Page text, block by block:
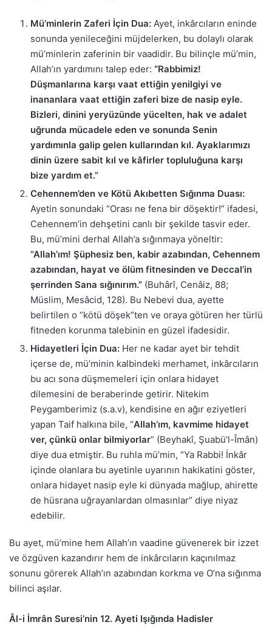
Mü’minlerin Zaferi İçin Dua: Ayet, inkârcıların eninde
sonunda yenileceğini müjdelerken, bu dolaylı olarak
mü’minlerin zaferinin bir vaadidir. Bu bilinçle mü’min,
Allah’ın yardımını talep eder: “Rabbimiz!
Düşmanlarına karşı vaat ettiğin yenilgiyi ve
inananlara vaat ettiğin zaferi bize de nasip eyle.
Bizleri, dinini yeryüzünde yücelten, hak ve adalet
uğrunda mücadele eden ve sonunda Senin
yardımınla galip gelen kullarından kıl. Ayaklarımızı
dinin üzere sabit kıl ve kâfirler topluluğuna karşı
bize yardım et.”
Cehennem’den ve Kötü Akıbetten Sığınma Duası:
Ayetin sonundaki “Orası ne fena bir döşektir!” ifadesi,
Cehennem’in dehşetini canlı bir şekilde tasvir eder.
Bu, mü’mini derhal Allah’a sığınmaya yöneltir:
“Allah’ım! Şüphesiz ben, kabir azabından, Cehennem
azabından, hayat ve ölüm fitnesinden ve Deccal’in
şerrinden Sana sığınırım.” (Buhârî, Cenâiz, 88;
Müslim, Mesâcid, 128). Bu Nebevi dua, ayette
belirtilen o “kötü döşek”ten ve oraya götüren her türlü
fitneden korunma talebinin en güzel ifadesidir.
Hidayetleri İçin Dua: Her ne kadar ayet bir tehdit
içerse de, mü’minin kalbindeki merhamet, inkârcıların
bu acı sona düşmemeleri için onlara hidayet
dilemesini de beraberinde getirir. Nitekim
Peygamberimiz (s.a.v), kendisine en ağır eziyetleri
yapan Taif halkına bile, “Allah’ım, kavmime hidayet
ver, çünkü onlar bilmiyorlar” (Beyhakî, Şuabü’l-Îmân)
diye dua etmiştir. Bu ruhla mü’min, “Ya Rabbi! İnkâr
içinde olanlara bu ayetinle uyarının hakikatini göster,
onlara hidayet nasip eyle ki dünyada mağlup, ahirette
de hüsrana uğrayanlardan olmasınlar” diye niyaz
edebilir.
Bu ayet, mü’mine hem Allah’ın vaadine güvenerek bir izzet
ve özgüven kazandırır hem de inkârcıların kaçınılmaz
sonunu görerek Allah’ın azabından korkma ve O’na sığınma
bilinci aşılar.
Âl-i İmrân Suresi’nin 12. Ayeti Işığında Hadisler